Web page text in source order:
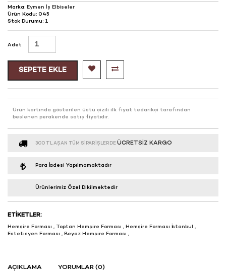
Marka: Eymen İş Elbiseler
Ürün Kodu: 045
Stok Durumu: 1
Adet
SEPETE EKLE
Ürün kartında gösterilen üstü çizili ilk fiyat tedarikçi tarafından
beslenen perakende satış fiyatıdır.
300 TL AŞAN TÜM SIPARIŞLERDEÜCRETSIZ KARGO
Para İadesi Yapılmamaktadır
Ürünlerimiz Özel Dikilmektedir
ETIKETLER:
Hemşire Forması , Toptan Hemşire Forması , Hemşire Forması İstanbul ,
Estetisyen Forması , Beyaz Hemşire Forması ,
AÇIKLAMA YORUMLAR (0)